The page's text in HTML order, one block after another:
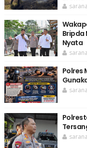
Bripda
Nyata
Polres